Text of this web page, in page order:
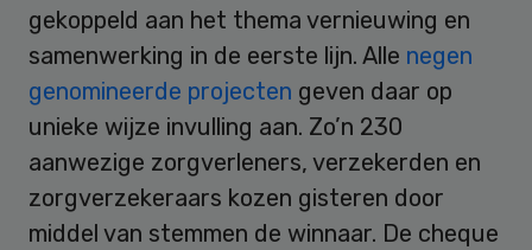
gekoppeld aan het thema vernieuwing en
samenwerking in de eerste lijn. Alle negen
genomineerde projecten geven daar op
unieke wijze invulling aan. Zo’n 230
aanwezige zorgverleners, verzekerden en
zorgverzekeraars kozen gisteren door
middel van stemmen de winnaar. De cheque